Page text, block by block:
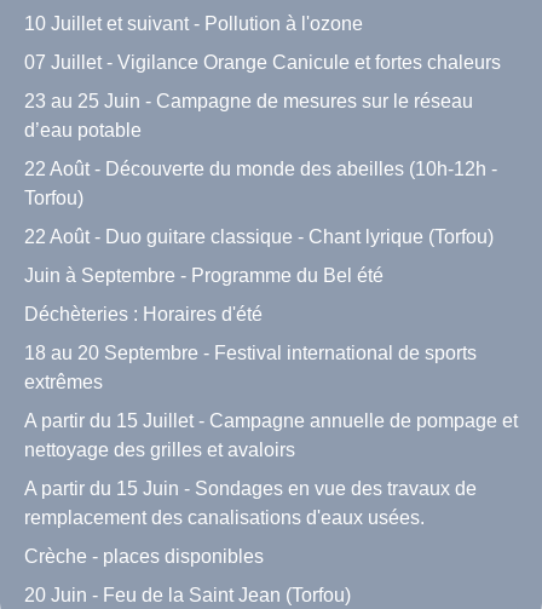
10 Juillet et suivant - Pollution à l'ozone
07 Juillet - Vigilance Orange Canicule et fortes chaleurs
23 au 25 Juin - Campagne de mesures sur le réseau
d’eau potable
22 Août - Découverte du monde des abeilles (10h-12h -
Torfou)
22 Août - Duo guitare classique - Chant lyrique (Torfou)
Juin à Septembre - Programme du Bel été
Déchèteries : Horaires d'été
18 au 20 Septembre - Festival international de sports
extrêmes
A partir du 15 Juillet - Campagne annuelle de pompage et
nettoyage des grilles et avaloirs
A partir du 15 Juin - Sondages en vue des travaux de
remplacement des canalisations d'eaux usées.
Crèche - places disponibles
20 Juin - Feu de la Saint Jean (Torfou)